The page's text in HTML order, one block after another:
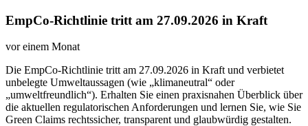
EmpCo-Richtlinie tritt am 27.09.2026 in Kraft
vor einem Monat
Die EmpCo-Richtlinie tritt am 27.09.2026 in Kraft und verbietet
unbelegte Umweltaussagen (wie „klimaneutral“ oder
„umweltfreundlich“). Erhalten Sie einen praxisnahen Überblick über
die aktuellen regulatorischen Anforderungen und lernen Sie, wie Sie
Green Claims rechtssicher, transparent und glaubwürdig gestalten.